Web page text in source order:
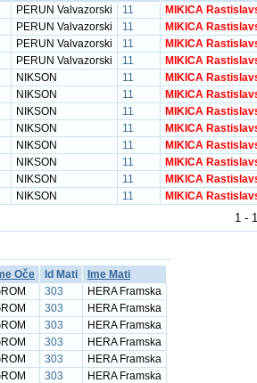
PERUN Valvazorski 11
MIKICA
PERUN Valvazorski 11
MIKICA
PERUN Valvazorski 11
MIKICA
PERUN Valvazorski 11
MIKICA
NIKSON 11
MIKICA
NIKSON 11
MIKICA
NIKSON 11
MIKICA
NIKSON 11
MIKICA
NIKSON 11
MIKICA
NIKSON 11
MIKICA
NIKSON 11
MIKICA
NIKSON 11 MIKICA
1 -
Oče Id Mati
Ime Mati
303
HERA Framska
303
HERA Framska
303
HERA Framska
303
HERA Framska
303
HERA Framska
303
HERA Framska